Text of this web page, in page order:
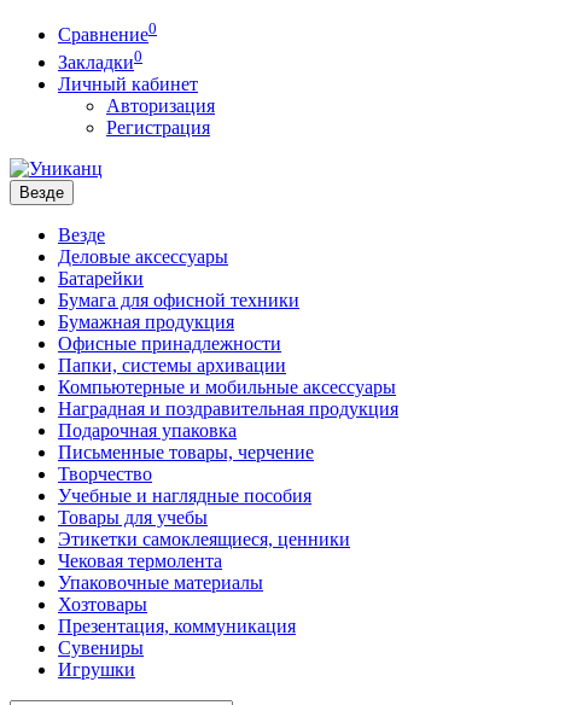
Сравнение0
Закладки0
Личный кабинет
Авторизация
Регистрация
Везде
Везде
Деловые аксессуары
Батарейки
Бумага для офисной техники
Бумажная продукция
Офисные принадлежности
Папки, системы архивации
Компьютерные и мобильные аксессуары
Наградная и поздравительная продукция
Подарочная упаковка
Письменные товары, черчение
Творчество
Учебные и наглядные пособия
Товары для учебы
Этикетки самоклеящиеся, ценники
Чековая термолента
Упаковочные материалы
Хозтовары
Презентация, коммуникация
Сувениры
Игрушки